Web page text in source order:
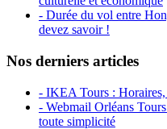
- Durée du vol entre
devez savoir !
Nos derniers articles
- IKEA Tours : Horaires,
- Webmail Orléans
toute simplicité